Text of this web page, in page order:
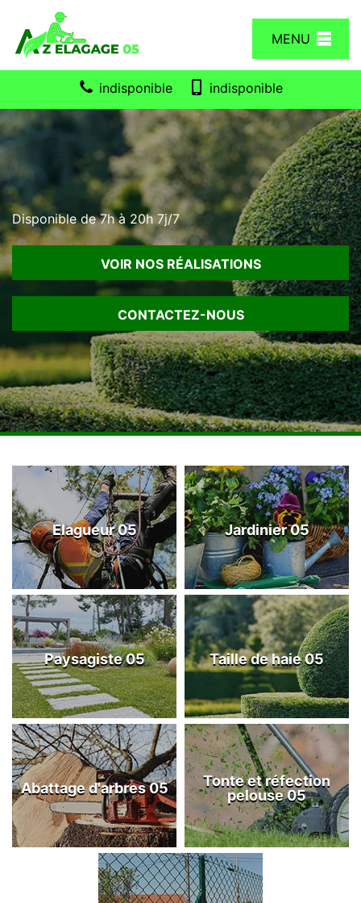
MENU
indisponible indisponible
Disponible de 7h à 20h 7j/7
VOIR NOS RÉALISATIONS
CONTACTEZ-NOUS
Elagueur 05 Jardinier 05
Paysagiste 05 Taille de haie 05
Abattage d'arbres 05
Tonte et réfection
pelouse 05